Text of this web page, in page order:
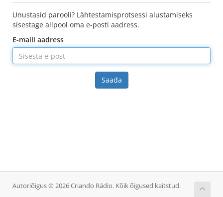
Unustasid parooli? Lähtestamisprotsessi alustamiseks
sisestage allpool oma e-posti aadress.
E-maili aadress
Saada
Autoriõigus © 2026 Criando Rádio. Kõik õigused kaitstud.